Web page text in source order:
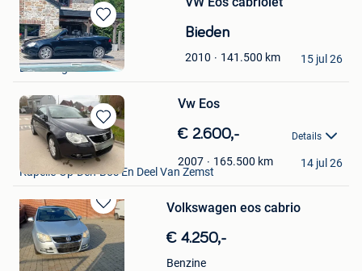
Bewaren
in
Mijn
Favorieten
Bieden
2010 141.500 km
banfi
Limbourg
15 jul 26
Bewaren
in
Mijn
Favorieten
Vw Eos
€ 2.600,- Details
2007 165.500 km
Kapelle-Op-Den-Bos En Deel Van Zemst
14 jul 26
Bewaren
in
Mijn
Favorieten
Volkswagen eos cabrio
€ 4.250,-
Benzine